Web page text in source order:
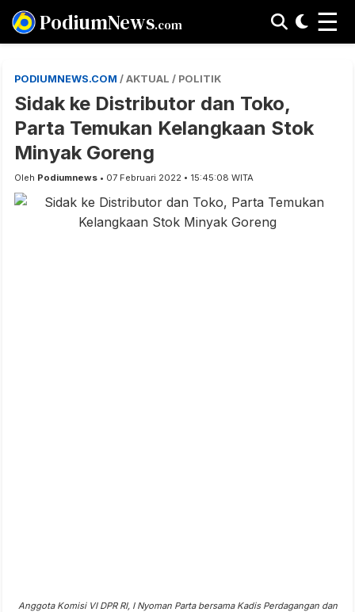
PodiumNews.com ☰
PODIUMNEWS.COM / AKTUAL / POLITIK
Sidak ke Distributor dan Toko,
Parta Temukan Kelangkaan Stok
Minyak Goreng
Oleh Podiumnews • 07 Februari 2022 • 15:45:08 WITA
Anggota Komisi VI DPR RI, I Nyoman Parta bersama Kadis Perdagangan dan